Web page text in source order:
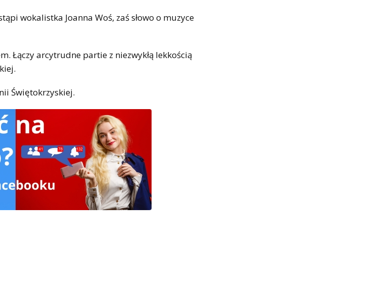
wokalistka Joanna Woś, zaś słowo o muzyce
Łączy arcytrudne partie z niezwykłą lekkością
Świętokrzyskiej.